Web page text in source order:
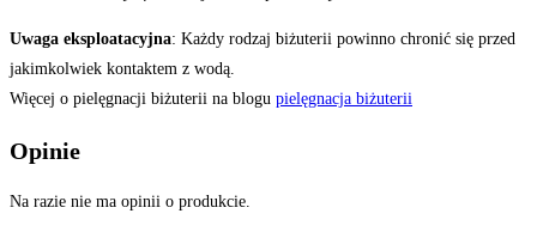
Uwaga eksploatacyjna: Każdy rodzaj biżuterii powinno chronić się przed
jakimkolwiek kontaktem z wodą.
Więcej o pielęgnacji biżuterii na blogu pielęgnacja biżuterii
Opinie
Na razie nie ma opinii o produkcie.